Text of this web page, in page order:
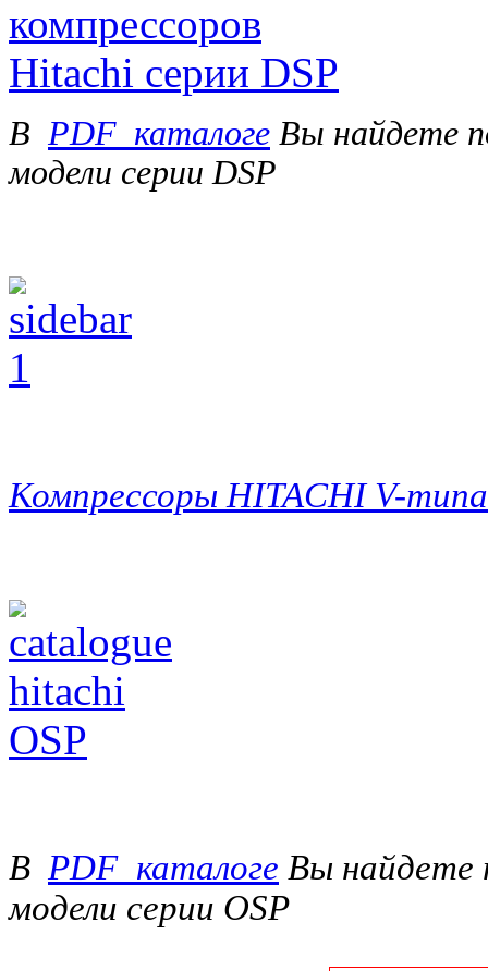
В PDF_каталоге Вы найдете
модели серии DSP
Компрессоры HITACHI V-типа
В PDF_каталоге Вы найдете
модели серии OSP